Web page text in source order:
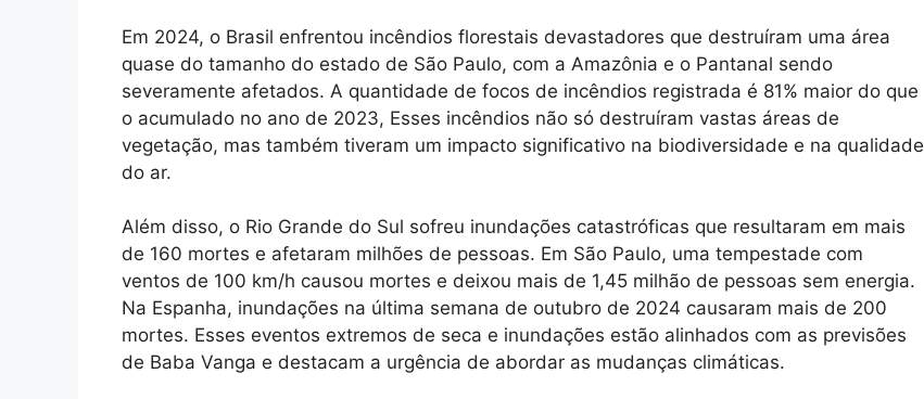
Em 2024, o Brasil enfrentou incêndios florestais devastadores que destruíram uma área
quase do tamanho do estado de São Paulo, com a Amazônia e o Pantanal sendo
severamente afetados. A quantidade de focos de incêndios registrada é 81% maior do que
o acumulado no ano de 2023, Esses incêndios não só destruíram vastas áreas de
vegetação, mas também tiveram um impacto significativo na biodiversidade e na qualidade
do ar.
Além disso, o Rio Grande do Sul sofreu inundações catastróficas que resultaram em mais
de 160 mortes e afetaram milhões de pessoas. Em São Paulo, uma tempestade com
ventos de 100 km/h causou mortes e deixou mais de 1,45 milhão de pessoas sem energia.
Na Espanha, inundações na última semana de outubro de 2024 causaram mais de 200
mortes. Esses eventos extremos de seca e inundações estão alinhados com as previsões
de Baba Vanga e destacam a urgência de abordar as mudanças climáticas.